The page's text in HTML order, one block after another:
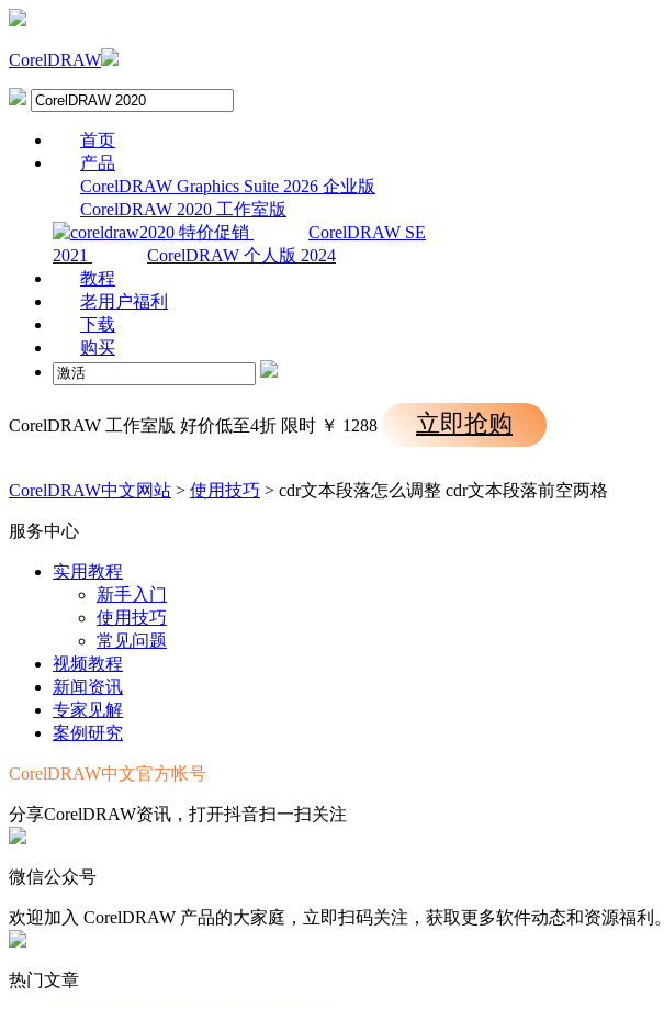
CorelDRAW
首页
产品
CorelDRAW Graphics Suite 2026 企业版
CorelDRAW 2020 工作室版
CorelDRAW SE
2021
CorelDRAW 个人版 2024
教程
老用户福利
下载
购买
CorelDRAW 工作室版 好价低至4折 限时 ￥ 1288 立即抢购
CorelDRAW中文网站 > 使用技巧 > cdr文本段落怎么调整 cdr文本段落前空两格
服务中心
实用教程
新手入门
使用技巧
常见问题
视频教程
新闻资讯
专家见解
案例研究
CorelDRAW中文官方帐号
分享CorelDRAW资讯，打开抖音扫一扫关注
微信公众号
欢迎加入 CorelDRAW 产品的大家庭，立即扫码关注，获取更多软件动态和资源福利。
热门文章